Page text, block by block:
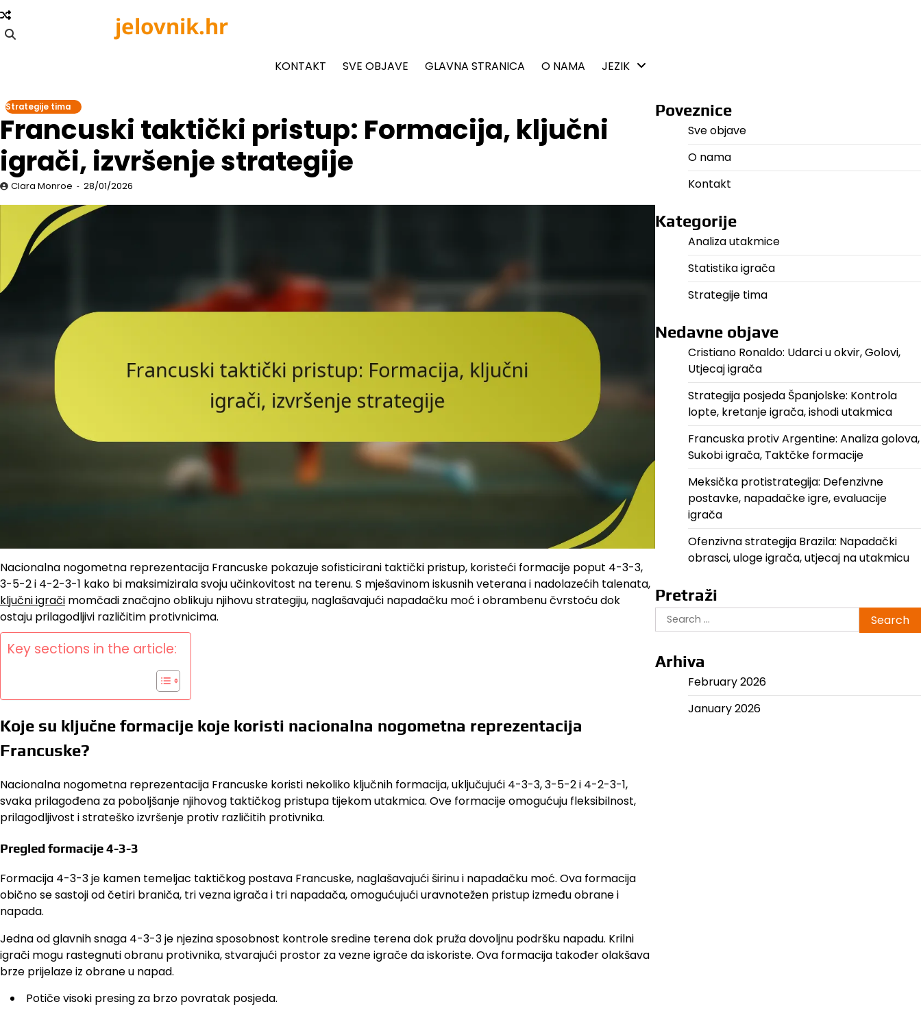
Skip
to
content
jelovnik.hr
KONTAKT SVE OBJAVE GLAVNA STRANICA O NAMA JEZIK
Strategije tima
Francuski taktički pristup: Formacija, ključni
igrači, izvršenje strategije
Clara Monroe 28/01/2026
Nacionalna nogometna reprezentacija Francuske pokazuje sofisticirani taktički pristup, koristeći formacije poput 4-3-3,
3-5-2 i 4-2-3-1 kako bi maksimizirala svoju učinkovitost na terenu. S mješavinom iskusnih veterana i nadolazećih talenata,
ključni igrači momčadi značajno oblikuju njihovu strategiju, naglašavajući napadačku moć i obrambenu čvrstoću dok
ostaju prilagodljivi različitim protivnicima.
Key sections in the article:
Koje su ključne formacije koje koristi nacionalna nogometna reprezentacija
Francuske?
Nacionalna nogometna reprezentacija Francuske koristi nekoliko ključnih formacija, uključujući 4-3-3, 3-5-2 i 4-2-3-1,
svaka prilagođena za poboljšanje njihovog taktičkog pristupa tijekom utakmica. Ove formacije omogućuju fleksibilnost,
prilagodljivost i strateško izvršenje protiv različitih protivnika.
Pregled formacije 4-3-3
Formacija 4-3-3 je kamen temeljac taktičkog postava Francuske, naglašavajući širinu i napadačku moć. Ova formacija
obično se sastoji od četiri braniča, tri vezna igrača i tri napadača, omogućujući uravnotežen pristup između obrane i
napada.
Jedna od glavnih snaga 4-3-3 je njezina sposobnost kontrole sredine terena dok pruža dovoljnu podršku napadu. Krilni
igrači mogu rastegnuti obranu protivnika, stvarajući prostor za vezne igrače da iskoriste. Ova formacija također olakšava
brze prijelaze iz obrane u napad.
Potiče visoki presing za brzo povratak posjeda.
Poveznice
Sve objave
O nama
Kontakt
Kategorije
Analiza utakmice
Statistika igrača
Strategije tima
Nedavne objave
Cristiano Ronaldo: Udarci u okvir, Golovi,
Utjecaj igrača
Strategija posjeda Španjolske: Kontrola
lopte, kretanje igrača, ishodi utakmica
Francuska protiv Argentine: Analiza golova,
Sukobi igrača, Taktčke formacije
Meksička protistrategija: Defenzivne
postavke, napadačke igre, evaluacije
igrača
Ofenzivna strategija Brazila: Napadački
obrasci, uloge igrača, utjecaj na utakmicu
Pretraži
Search
for:
Arhiva
February 2026
January 2026